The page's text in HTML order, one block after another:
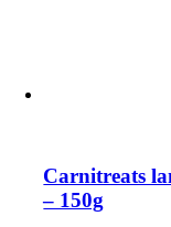
Carnitreats
– 150g